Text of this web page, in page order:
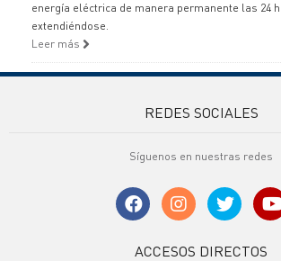
energía eléctrica de manera permanente las 24
extendiéndose.
Leer más
REDES SOCIALES
Síguenos en nuestras redes
ACCESOS DIRECTOS